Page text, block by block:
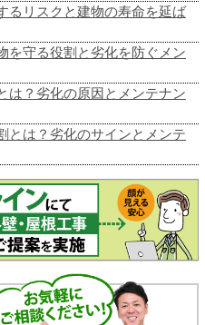
るリスクと建物の寿命を延ば
を守る役割と劣化を防ぐメン
は？劣化の原因とメンテナン
とは？劣化のサインとメンテ